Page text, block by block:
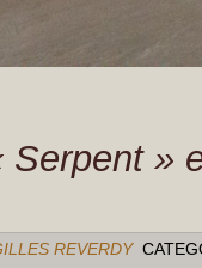
Serpent »
REVERDY